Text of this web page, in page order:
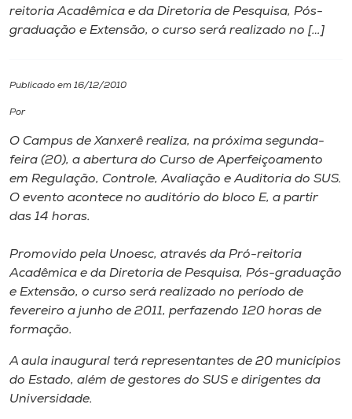
I.nova
Diplomados
CPA
Biblioteca
Editora
Rádio
Museu
reitoria Acadêmica e da Diretoria de Pesquisa, Pós-
graduação e Extensão, o curso será realizado no […]
Publicado em 16/12/2010
Por
O Campus de Xanxerê realiza, na próxima segunda-
feira (20), a abertura do Curso de Aperfeiçoamento
em Regulação, Controle, Avaliação e Auditoria do SUS.
O evento acontece no auditório do bloco E, a partir
das 14 horas.
Promovido pela Unoesc, através da Pró-reitoria
Acadêmica e da Diretoria de Pesquisa, Pós-graduação
e Extensão, o curso será realizado no período de
fevereiro a junho de 2011, perfazendo 120 horas de
formação.
A aula inaugural terá representantes de 20 municípios
do Estado, além de gestores do SUS e dirigentes da
Universidade.